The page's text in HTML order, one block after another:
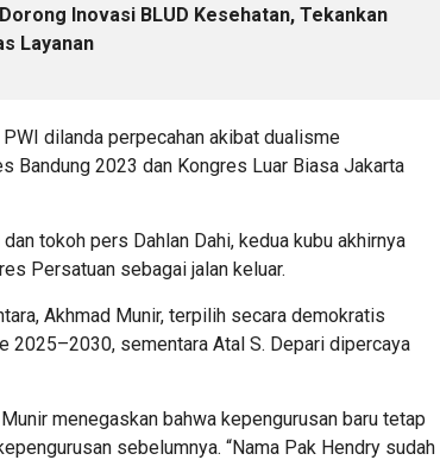
Inovasi BLUD Kesehatan, Tekankan
Layanan
dilanda perpecahan akibat dualisme
Bandung 2023 dan Kongres Luar Biasa Jakarta
tokoh pers Dahlan Dahi, kedua kubu akhirnya
Persatuan sebagai jalan keluar.
Akhmad Munir, terpilih secara demokratis
2025–2030, sementara Atal S. Depari dipercaya
menegaskan bahwa kepengurusan baru tetap
sebelumnya. “Nama Pak Hendry sudah